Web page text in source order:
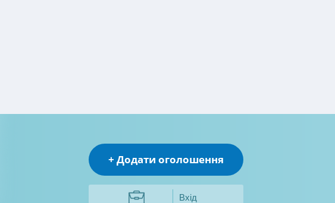
+ Додати оголошення
Вхід